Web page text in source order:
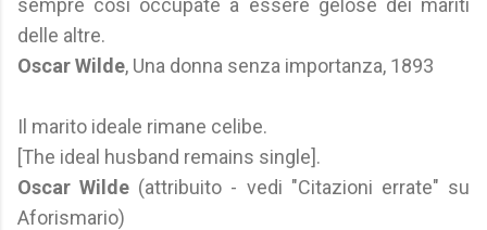
sempre così occupate a essere gelose dei mariti
delle altre.
Oscar Wilde, Una donna senza importanza, 1893
Il marito ideale rimane celibe.
[The ideal husband remains single].
Oscar Wilde (attribuito - vedi "Citazioni errate" su
Aforismario)